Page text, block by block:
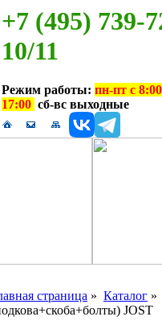
+7 (495) 739-
10/11
Режим работы: пн-пт с
17:00 сб-вс выходные
страница » Каталог
JOST